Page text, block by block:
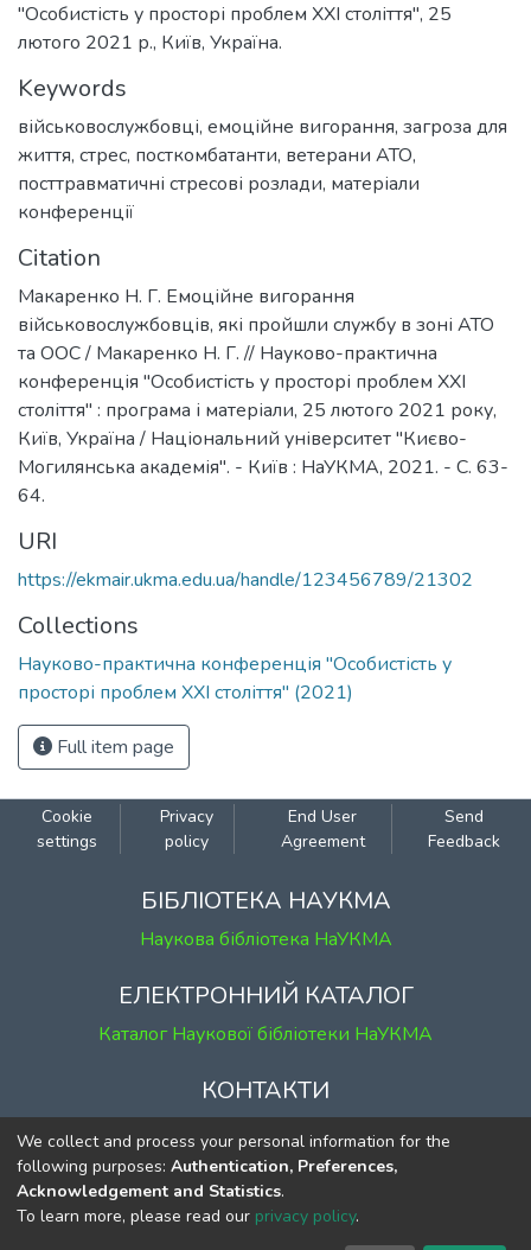
"Особистість у просторі проблем ХХІ століття", 25
лютого 2021 р., Київ, Україна.
Keywords
військовослужбовці, емоційне вигорання, загроза для
життя, стрес, посткомбатанти, ветерани АТО,
посттравматичні стресові розлади, матеріали
конференції
Citation
Макаренко Н. Г. Емоційне вигорання
військовослужбовців, які пройшли службу в зоні АТО
та ООС / Макаренко Н. Г. // Науково-практична
конференція "Особистість у просторі проблем ХХІ
століття" : програма і матеріали, 25 лютого 2021 року,
Київ, Україна / Національний університет "Києво-
Могилянська академія". - Київ : НаУКМА, 2021. - С. 63-
64.
URI
https://ekmair.ukma.edu.ua/handle/123456789/21302
Collections
Науково-практична конференція "Особистість у
просторі проблем ХХІ століття" (2021)
Full item page
Cookie
settings
Privacy
policy
End User
Agreement
Send
Feedback
БІБЛІОТЕКА НАУКМА
Наукова бібліотека НаУКМА
ЕЛЕКТРОННИЙ КАТАЛОГ
Каталог Наукової бібліотеки НаУКМА
КОНТАКТИ
м. Київ, вул. Григорія Сковороди, 2
к. 1, к. 120
тел. (044) 463-69-31
ekmair@ukma.edu.ua
We collect and process your personal information for the
following purposes: Authentication, Preferences,
Acknowledgement and Statistics.
To learn more, please read our privacy policy.